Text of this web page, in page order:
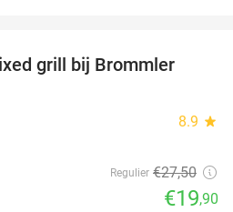
grill bij Brommler
8.9 star
Regulier €27,50
€19,90